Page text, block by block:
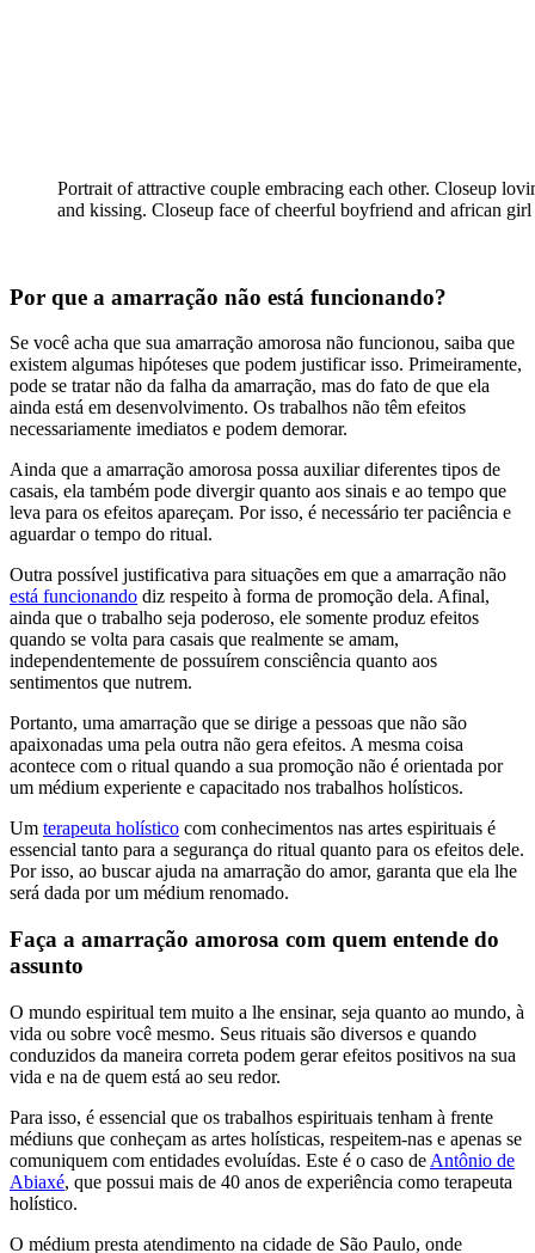
Portrait of attractive couple embracing each other. Closeup
and kissing. Closeup face of cheerful boyfriend and african
Por que a amarração não está funcionando?
Se você acha que sua amarração amorosa não funcionou, saiba que
existem algumas hipóteses que podem justificar isso. Primeiramente,
pode se tratar não da falha da amarração, mas do fato de que ela
ainda está em desenvolvimento. Os trabalhos não têm efeitos
necessariamente imediatos e podem demorar.
Ainda que a amarração amorosa possa auxiliar diferentes tipos de
casais, ela também pode divergir quanto aos sinais e ao tempo que
leva para os efeitos apareçam. Por isso, é necessário ter paciência e
aguardar o tempo do ritual.
Outra possível justificativa para situações em que a amarração não
está funcionando diz respeito à forma de promoção dela. Afinal,
ainda que o trabalho seja poderoso, ele somente produz efeitos
quando se volta para casais que realmente se amam,
independentemente de possuírem consciência quanto aos
sentimentos que nutrem.
Portanto, uma amarração que se dirige a pessoas que não são
apaixonadas uma pela outra não gera efeitos. A mesma coisa
acontece com o ritual quando a sua promoção não é orientada por
um médium experiente e capacitado nos trabalhos holísticos.
Um terapeuta holístico com conhecimentos nas artes espirituais é
essencial tanto para a segurança do ritual quanto para os efeitos dele.
Por isso, ao buscar ajuda na amarração do amor, garanta que ela lhe
será dada por um médium renomado.
Faça a amarração amorosa com quem entende do
assunto
O mundo espiritual tem muito a lhe ensinar, seja quanto ao mundo, à
vida ou sobre você mesmo. Seus rituais são diversos e quando
conduzidos da maneira correta podem gerar efeitos positivos na sua
vida e na de quem está ao seu redor.
Para isso, é essencial que os trabalhos espirituais tenham à frente
médiuns que conheçam as artes holísticas, respeitem-nas e apenas se
comuniquem com entidades evoluídas. Este é o caso de Antônio de
Abiaxé, que possui mais de 40 anos de experiência como terapeuta
holístico.
O médium presta atendimento na cidade de São Paulo, onde